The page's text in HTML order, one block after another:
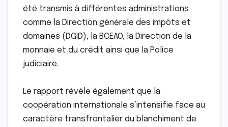
été transmis à différentes administrations
comme la Direction générale des impôts et
domaines (DGID), la BCEAO, la Direction de la
monnaie et du crédit ainsi que la Police
judiciaire.
Le rapport révèle également que la
coopération internationale s’intensifie face au
caractère transfrontalier du blanchiment de